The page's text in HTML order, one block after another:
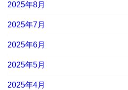
2025年8月
2025年7月
2025年6月
2025年5月
2025年4月